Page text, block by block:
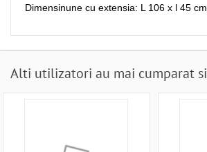
Dimensinune cu extensia: L 106 x l 45 cm.
Alti utilizatori au mai cumparat si